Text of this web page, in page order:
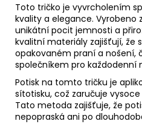
Toto tričko je vyvrcholením
kvality a elegance. Vyrobeno
unikátní pocit jemnosti a
kvalitní materiály zajišťují, že
opakovaném praní a nošení,
společníkem pro každodenní
Potisk na tomto tričku je
sítotisku, což zaručuje
Tato metoda zajišťuje, že
nepopraská ani po